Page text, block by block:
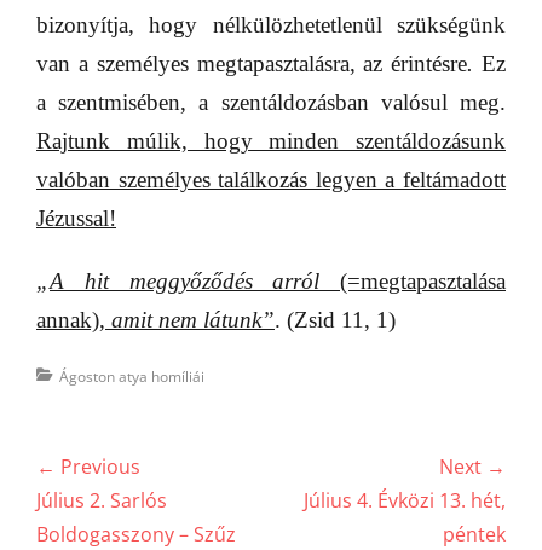
bizonyítja, hogy nélkülözhetetlenül szükségünk
van a személyes megtapasztalásra, az érintésre. Ez
a szentmisében, a szentáldozásban valósul meg.
Rajtunk múlik, hogy minden szentáldozásunk
valóban személyes találkozás legyen a feltámadott
Jézussal!
„A hit meggyőződés arról (=megtapasztalása
annak), amit nem látunk”. (Zsid 11, 1)
Categories
Ágoston atya homíliái
Bejegyzés
navigáció
← Previous
Previous
post:
Július 2. Sarlós
Boldogasszony – Szűz
Next →
NextJúlius 4. Évközi 13. hét,
péntek